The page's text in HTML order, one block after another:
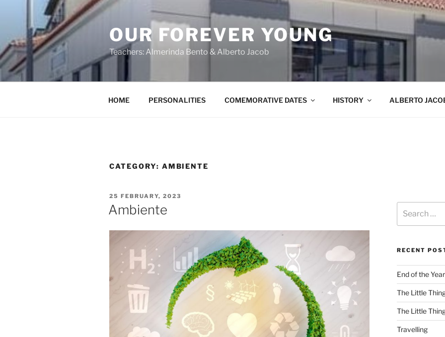
OUR FOREVER YOUNG
Teachers: Almerinda Bento & Alberto Jacob
HOME PERSONALITIES COMEMORATIVE DATES HISTORY ALBERTO
CATEGORY: AMBIENTE
25 FEBRUARY, 2023
Ambiente
RECENT
End of the
The Little
The Little
Travelling